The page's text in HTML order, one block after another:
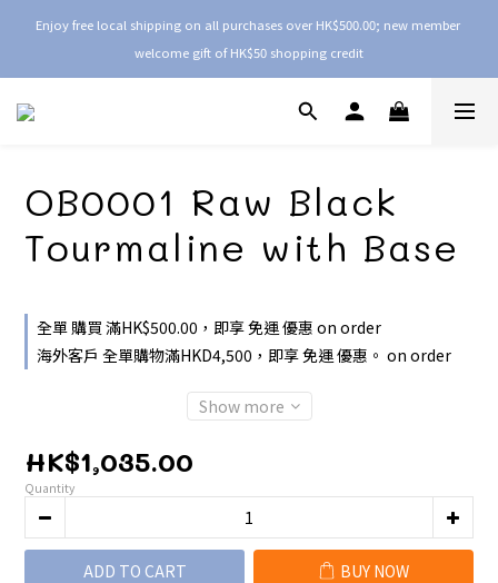
Enjoy free local shipping on all purchases over HK$500.00; new member
welcome gift of HK$50 shopping credit
OB0001 Raw Black
Tourmaline with Base
全單 購買 滿HK$500.00，即享 免運 優惠 on order
海外客戶 全單購物滿HKD4,500，即享 免運 優惠。 on order
Show more
HK$1,035.00
Quantity
ADD TO CART BUY NOW